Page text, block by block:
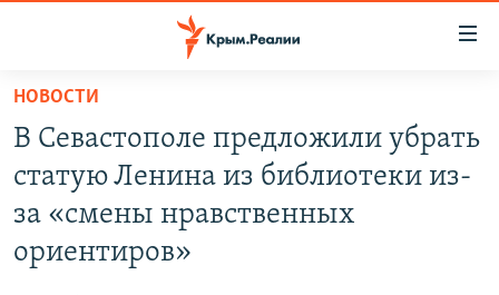
Вернуться
основному
содержанию
Вернутся
главной
НОВОСТИ
В Севастополе предложили убрать
статую Ленина из библиотеки из-
за «смены нравственных
ориентиров»